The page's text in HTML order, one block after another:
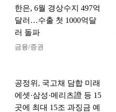
한은, 6월 경상수지 497억
달러…수출 첫 1000억달
러 돌파
금융/증권
공정위, 국고채 담합 미래
에셋·삼성·메리츠證 등 15
곳에 최대 15조 과징금 예